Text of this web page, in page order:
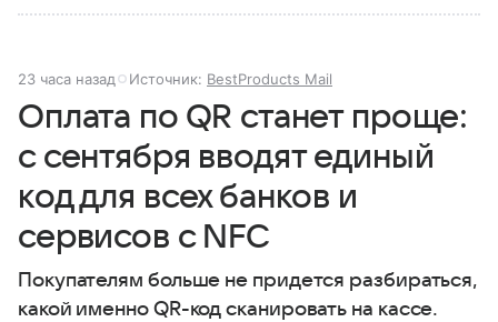
23 часа назад Источник: BestProducts Mail
Оплата по QR станет проще:
с сентября вводят единый
код для всех банков и
сервисов с NFC
Покупателям больше не придется разбираться,
какой именно QR-код сканировать на кассе.